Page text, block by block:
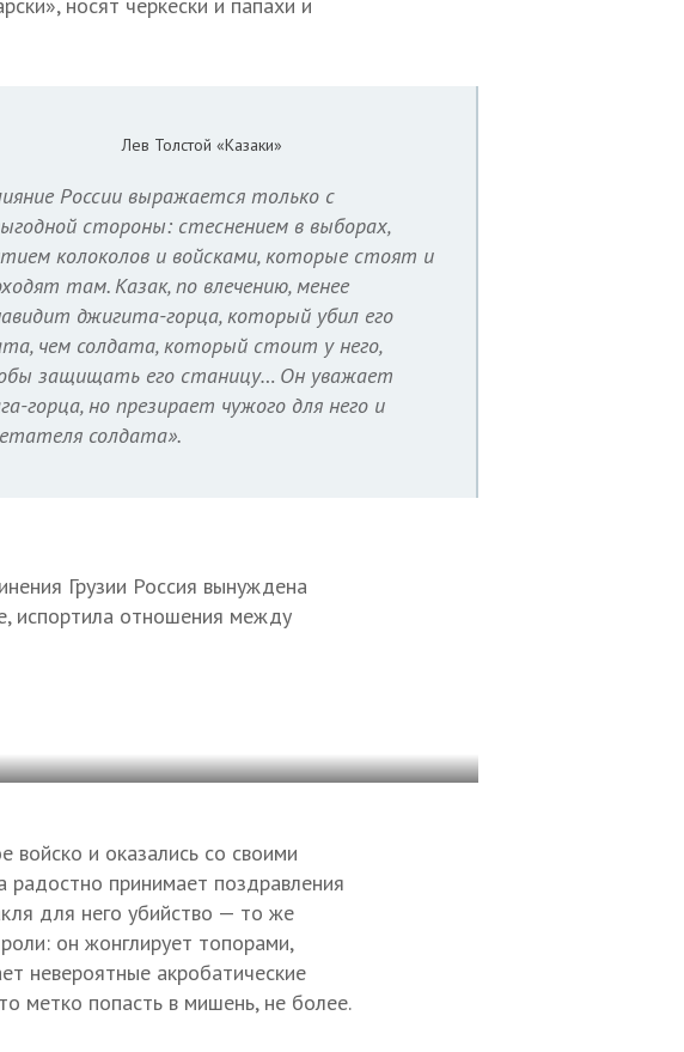
Лев Толстой «Казаки»
России выражается только с
стороны: стеснением в выборах,
колоколов и войсками, которые стоят и
там. Казак, по влечению, менее
джигита-горца, который убил его
чем солдата, который стоит у него,
защищать его станицу… Он уважает
горца, но презирает чужого для него и
солдата».
Грузии Россия вынуждена
испортила отношения между
войско и оказались со своими
радостно принимает поздравления
для него убийство — то же
он жонглирует топорами,
невероятные акробатические
метко попасть в мишень, не более.